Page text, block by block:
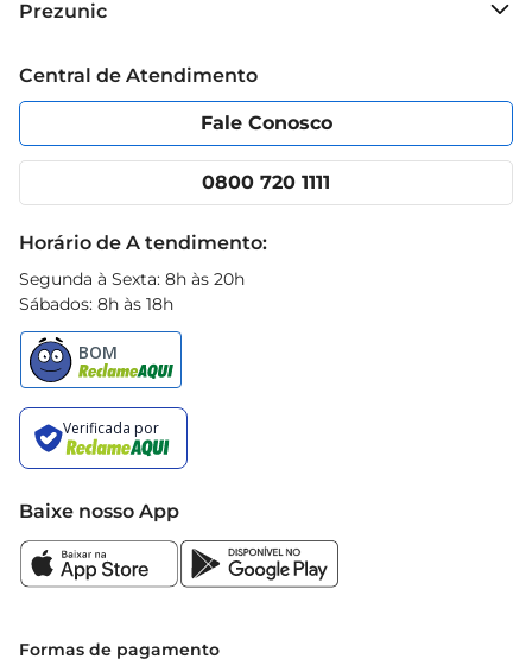
Grupo Cencosud
Política de Privacidade
Portal do fornecedor
Cencosud Media
Prezunic
Código de Ética
App Prezunic
Central de Atendimento
Fale Conosco
0800 720 1111
Horário de A tendimento:
Segunda à Sexta: 8h às 20h
Sábados: 8h às 18h
Baixe nosso App
Formas de pagamento